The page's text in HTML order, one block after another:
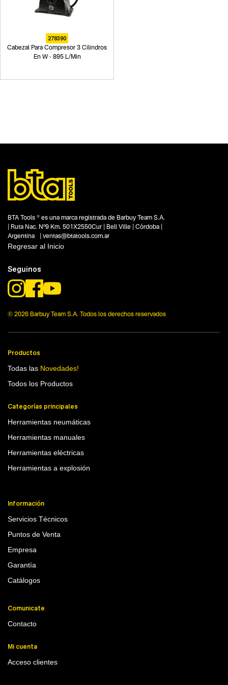
278390
Cabezal Para Compresor 3 Cilindros
En W - 895 L/Min
BTA Tools ® es una marca registrada de Barbuy Team S.A.
| Ruta Nac. Nº9 Km. 501X2550Cur | Bell Ville | Córdoba |
Argentina | ventas@btatools.com.ar
Regresar al Inicio
Seguinos
© 2026 Barbuy Team S.A. Todos los derechos reservados
Productos
Todas las Novedades!
Todos los Productos
Categorías principales
Herramientas neumáticas
Herramientas manuales
Herramientas eléctricas
Herramientas a explosión
Información
Servicios Técnicos
Puntos de Venta
Empresa
Garantía
Catálogos
Comunicate
Contacto
Mi cuenta
Acceso clientes